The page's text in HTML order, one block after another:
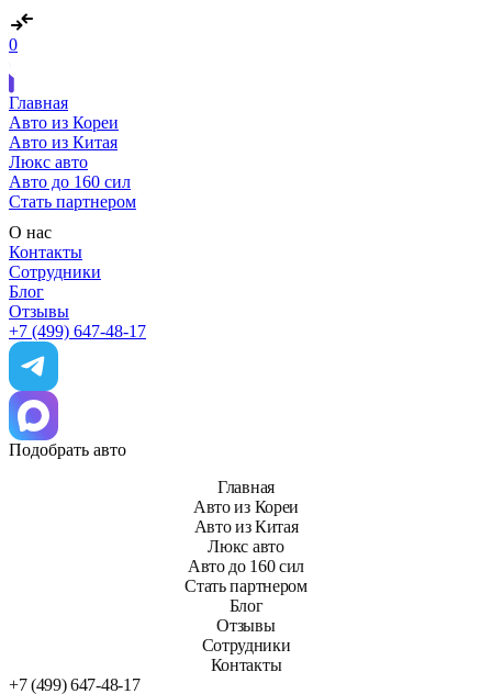
0
Главная
Авто из Кореи
Авто из Китая
Люкс авто
Авто до 160 сил
Стать партнером
О нас
Контакты
Сотрудники
Блог
Отзывы
+7 (499) 647-48-17
Подобрать авто
Главная
Авто из Кореи
Авто из Китая
Люкс авто
Авто до 160 сил
Стать партнером
Блог
Отзывы
Сотрудники
Контакты
+7 (499) 647-48-17